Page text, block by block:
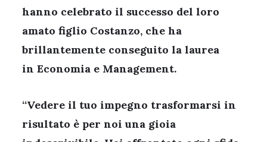
hanno celebrato il successo del loro
amato figlio Costanzo, che ha
brillantemente conseguito la laurea
inEconomia e Management.
“Vedere il tuo impegno trasformarsi in
risultato è per noi una gioia